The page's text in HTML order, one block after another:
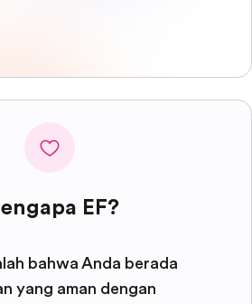
EF?
bahwa Anda berada
yang aman dengan